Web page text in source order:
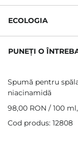
ECOLOGIA
PUNEȚI O
Spumă pentru
niacinamidă
98,00 RON / 100 ml
Cod produs: 12808